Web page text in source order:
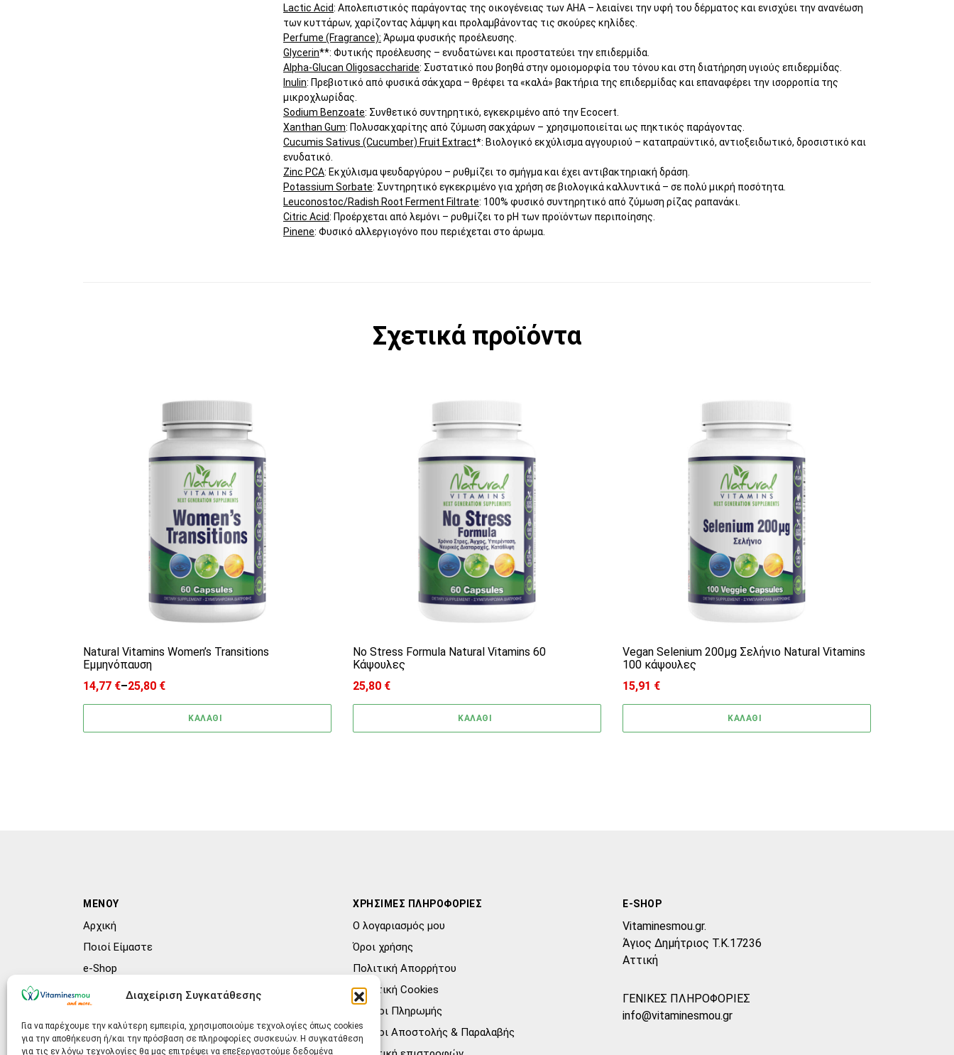
Διαχείριση Συγκατάθεσης
Για να παρέχουμε την καλύτερη εμπειρία, χρησιμοποιούμε τεχνολογίες όπως cookies
για την αποθήκευση ή/και την πρόσβαση σε πληροφορίες συσκευών. Η συγκατάθεση
για τις εν λόγω τεχνολογίες θα μας επιτρέψει να επεξεργαστούμε δεδομένα
Lactic Acid: Απολεπιστικός παράγοντας της οικογένειας των AHA – λειαίνει την υφή του δέρματος και ενισχύει την ανανέωση
των κυττάρων, χαρίζοντας λάμψη και προλαμβάνοντας τις σκούρες κηλίδες.
Perfume (Fragrance): Άρωμα φυσικής προέλευσης.
Glycerin**: Φυτικής προέλευσης – ενυδατώνει και προστατεύει την επιδερμίδα.
Alpha-Glucan Oligosaccharide: Συστατικό που βοηθά στην ομοιομορφία του τόνου και στη διατήρηση υγιούς επιδερμίδας.
Inulin: Πρεβιοτικό από φυσικά σάκχαρα – θρέφει τα «καλά» βακτήρια της επιδερμίδας και επαναφέρει την ισορροπία της
μικροχλωρίδας.
Sodium Benzoate: Συνθετικό συντηρητικό, εγκεκριμένο από την Ecocert.
Xanthan Gum: Πολυσακχαρίτης από ζύμωση σακχάρων – χρησιμοποιείται ως πηκτικός παράγοντας.
Cucumis Sativus (Cucumber) Fruit Extract*: Βιολογικό εκχύλισμα αγγουριού – καταπραϋντικό, αντιοξειδωτικό, δροσιστικό και
ενυδατικό.
Zinc PCA: Εκχύλισμα ψευδαργύρου – ρυθμίζει το σμήγμα και έχει αντιβακτηριακή δράση.
Potassium Sorbate: Συντηρητικό εγκεκριμένο για χρήση σε βιολογικά καλλυντικά – σε πολύ μικρή ποσότητα.
Leuconostoc/Radish Root Ferment Filtrate: 100% φυσικό συντηρητικό από ζύμωση ρίζας ραπανάκι.
Citric Acid: Προέρχεται από λεμόνι – ρυθμίζει το pH των προϊόντων περιποίησης.
Pinene: Φυσικό αλλεργιογόνο που περιέχεται στο άρωμα.
Σχετικά προϊόντα
Natural Vitamins Women’s Transitions
Εμμηνόπαυση
14,77 €–25,80 €
Price range: 14,77 € through 25,80 €
ΚΑΛΑΘΙ
Αυτό το προϊόν έχει πολλαπλές παραλλαγές. Οι επιλογές μπορούν να επιλεγούν στη σελίδα του προϊόντος
No Stress Formula Natural Vitamins 60
Κάψουλες
25,80 €
ΚΑΛΑΘΙ
Vegan Selenium 200μg Σελήνιο Natural Vitamins
100 κάψουλες
15,91 €
ΚΑΛΑΘΙ
ΜΕΝΟΥ
Αρχική
Ποιοί Είμαστε
e-Shop
Συχνές ερωτήσεις (FAQs)
ΧΡΗΣΙΜΕΣ ΠΛΗΡΟΦΟΡΙΕΣ
Ο λογαριασμός μου
Όροι χρήσης
Πολιτική Απορρήτου
Πολιτική Cookies
Τρόποι Πληρωμής
Τρόποι Αποστολής & Παραλαβής
E-SHOP
Vitaminesmou.gr.
Άγιος Δημήτριος T.K.17236
Αττική
ΓΕΝΙΚΕΣ ΠΛΗΡΟΦΟΡΙΕΣ
info@vitaminesmou.gr